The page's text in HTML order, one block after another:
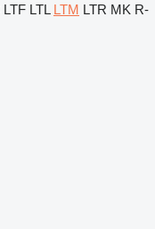
LTF LTL LTM LTR MK R-